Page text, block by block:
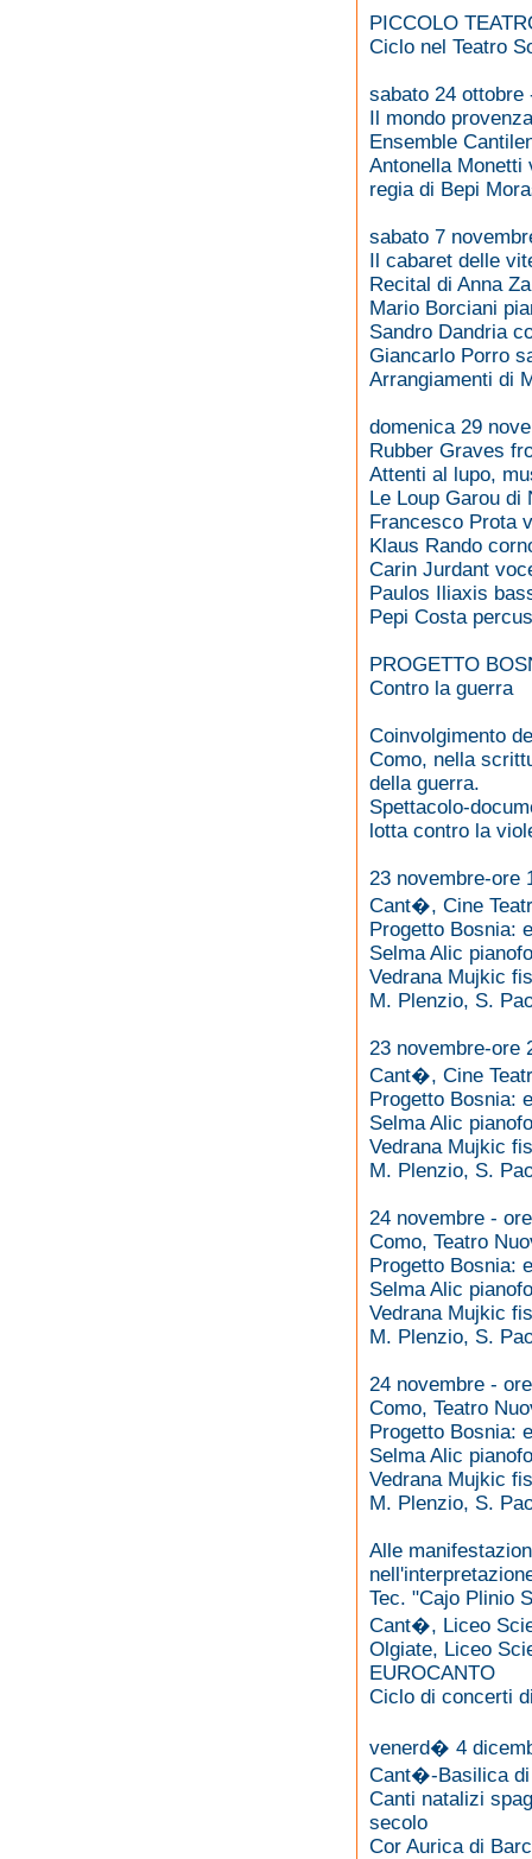
PICCOLO
Ciclo nel Teatro
sabato 24 ottobre
Il mondo
Ensemble
Antonella Monetti
regia di Bepi
sabato 7
Il cabaret delle
Recital di Anna
Mario Borciani
Sandro Dandria
Giancarlo Porro
Arrangiamenti di
domenica 29
Rubber Graves
Attenti al lupo,
Le Loup Garou di
Francesco Prota
Klaus Rando
Carin Jurdant
Paulos Iliaxis
Pepi Costa
PROGETTO
Contro la guerra
Coinvolgimento
Como, nella
della guerra.
Spettacolo-
lotta contro la
23 novembre-ore
Cant�, Cine
Progetto Bosnia:
Selma Alic
Vedrana Mujkic
M. Plenzio, S.
23 novembre-ore
Cant�, Cine
Progetto Bosnia:
Selma Alic
Vedrana Mujkic
M. Plenzio, S.
24 novembre -
Como, Teatro
Progetto Bosnia:
Selma Alic
Vedrana Mujkic
M. Plenzio, S.
24 novembre -
Como, Teatro
Progetto Bosnia:
Selma Alic
Vedrana Mujkic
M. Plenzio, S.
Alle
Tec. "Cajo Plinio
Cant�, Liceo
Olgiate, Liceo
EUROCANTO
Ciclo di concerti
venerd� 4
Cant�-Basilica di
Canti natalizi
secolo
Cor Aurica di